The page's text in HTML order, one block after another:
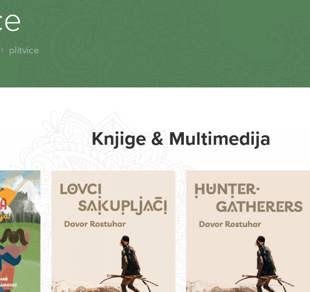
plitvice
Knjige & Multimedija